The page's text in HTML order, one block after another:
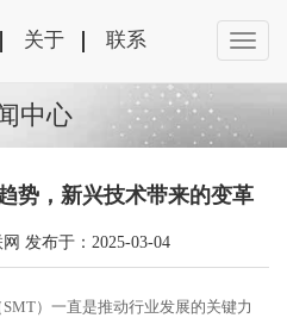
关于 联系
中心
势，新兴技术带来的变革
发布于：2025-03-04
）一直是推动行业发展的关键力